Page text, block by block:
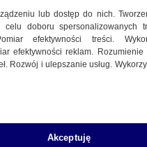
08:47lub dostęp do nich.
celu doboru spersonalizowanych
efektywności treści.
efektywności reklam.
Rozwój i ulepszanie usług.
Akceptuję